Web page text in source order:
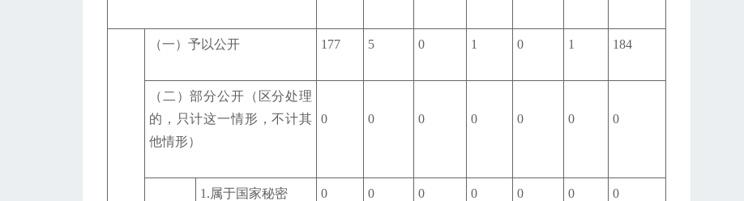
（一）予以公开 177 5 0 1 0 1 184
（二）部分公开（区分处理
的，只计这一情形，不计其
他情形）
0 0 0 0 0 0 0
1.属于国家秘密 0 0 0 0 0 0 0